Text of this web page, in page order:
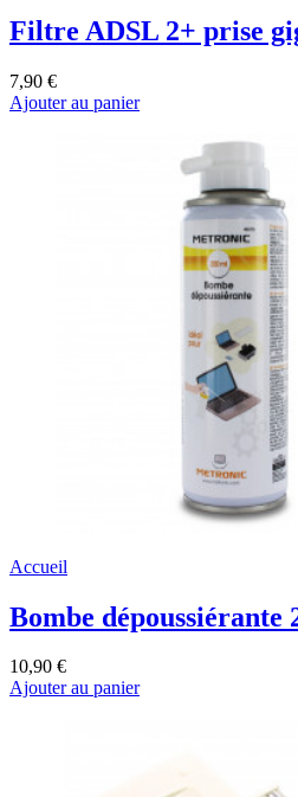
Filtre ADSL 2+ prise
7,90 €
Ajouter au panier
Accueil
Bombe dépoussiérante
10,90 €
Ajouter au panier